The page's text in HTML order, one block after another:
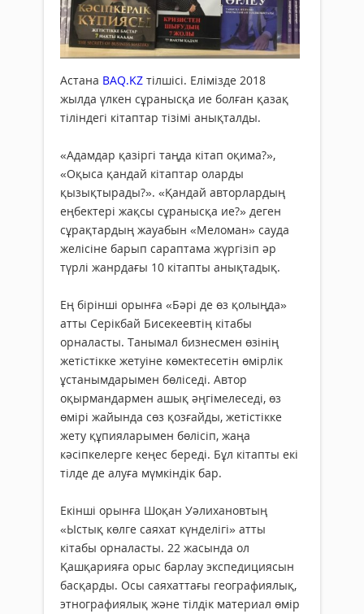
Астана BAQ.KZ тілшісі. Елімізде 2018
жылда үлкен сұранысқа ие болған қазақ
тіліндегі кітаптар тізімі анықталды.
«Адамдар қазіргі таңда кітап оқима?»,
«Оқыса қандай кітаптар оларды
қызықтырады?». «Қандай авторлардың
еңбектері жақсы сұранысқа ие?» деген
сұрақтардың жауабын «Меломан» сауда
желісіне барып сараптама жүргізіп әр
түрлі жанрдағы 10 кітапты анықтадық.
Ең бірінші орынға «Бәрі де өз қолыңда»
атты Серікбай Бисекеевтің кітабы
орналасты. Танымал бизнесмен өзінің
жетістікке жетуіне көмектесетін өмірлік
ұстанымдарымен бөліседі. Автор
оқырмандармен ашық әңгімелеседі, өз
өмірі жайында сөз қозғайды, жетістікке
жету құпияларымен бөлісіп, жаңа
кәсіпкелерге кеңес береді. Бұл кітапты екі
тілде де алуға мүмкіндік бар.
Екінші орынға Шоқан Уәлихановтың
«Ыстық көлге саяхат күнделігі» атты
кітабы орналасты. 22 жасында ол
Қашқарияға орыс барлау экспедициясын
басқарды. Осы саяхаттағы географиялық,
этнографиялық және тілдік материал өмір